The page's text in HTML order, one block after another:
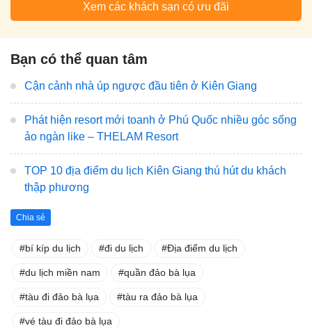
Xem các khách sạn có ưu đãi
Bạn có thể quan tâm
Cận cảnh nhà úp ngược đầu tiên ở Kiên Giang
Phát hiện resort mới toanh ở Phú Quốc nhiều góc sống
ảo ngàn like – THELAM Resort
TOP 10 địa điểm du lịch Kiên Giang thú hút du khách
thập phương
Chia sẻ
bí kíp du lịch đi du lịch Địa điểm du lịch
du lịch miền nam quần đảo bà lụa
tàu đi đảo bà lụa tàu ra đảo bà lụa
vé tàu đi đảo bà lụa